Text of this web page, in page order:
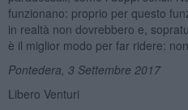
funzionano: proprio per questo
in realtà non dovrebbero e,
è il miglior modo per far ridere:
Pontedera, 3 Settembre 2017
Libero Venturi